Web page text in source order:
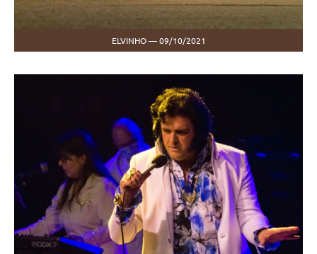
ELVINHO — 09/10/2021